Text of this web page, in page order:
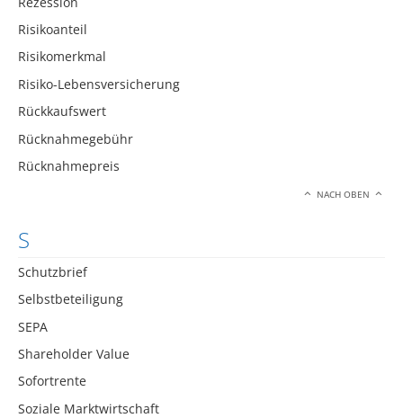
Risikoanteil
Risikomerkmal
Risiko-Lebensversicherung
Rückkaufswert
Rücknahmegebühr
Rücknahmepreis
NACH OBEN
S
Schutzbrief
Selbstbeteiligung
SEPA
Shareholder Value
Sofortrente
Soziale Marktwirtschaft